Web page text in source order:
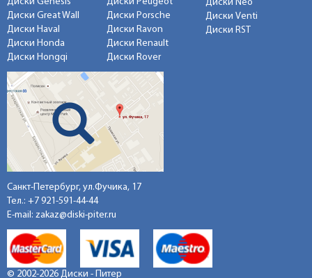
Диски Great Wall
Диски Haval
Диски Honda
Диски Hongqi
Диски Porsche
Диски Ravon
Диски Renault
Диски Rover
Диски Neo
Диски Venti
Диски RST
Санкт-Петербург, ул.Фучика, 17
Тел.: +7 921-591-44-44
E-mail: zakaz@diski-piter.ru
© 2002-2026 Диски - Питер